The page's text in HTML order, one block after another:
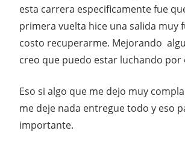
esta carrera especificamente fue
primera vuelta hice una salida muy
costo recuperarme. Mejorando
creo que puedo estar luchando por
Eso si algo que me dejo muy
me deje nada entregue todo y eso
importante.